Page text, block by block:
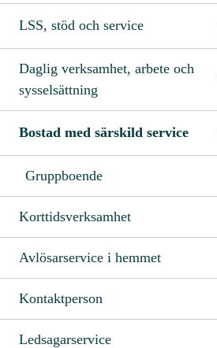
LSS, stöd och service
Daglig verksamhet, arbete och
sysselsättning
Bostad med särskild service
Gruppboende
Korttidsverksamhet
Avlösarservice i hemmet
Kontaktperson
Ledsagarservice